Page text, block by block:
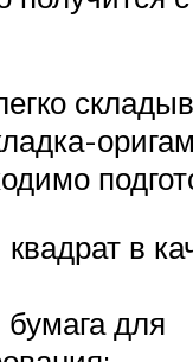
в
бумага для